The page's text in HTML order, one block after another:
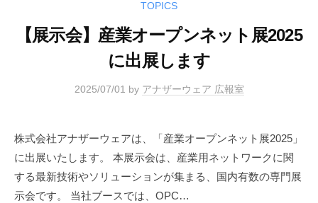
TOPICS
【展示会】産業オープンネット展2025
に出展します
2025/07/01 by アナザーウェア 広報室
株式会社アナザーウェアは、「産業オープンネット展2025」
に出展いたします。 本展示会は、産業用ネットワークに関
する最新技術やソリューションが集まる、国内有数の専門展
示会です。 当社ブースでは、OPC…